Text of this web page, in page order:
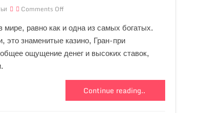
Comments Off
равно как и одна из самых богатых.
это знаменитые казино, Гран-при
ощущение денег и высоких ставок,
Continue reading..